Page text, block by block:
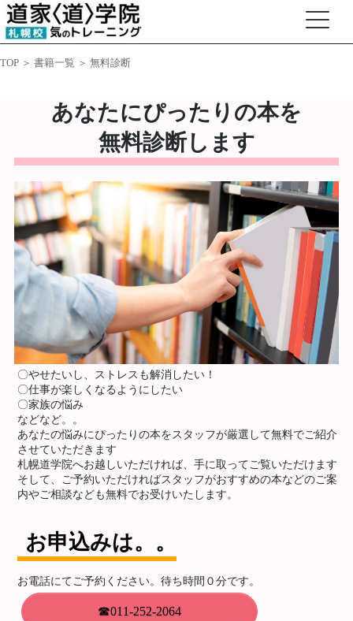
TOP ＞ 書籍一覧 ＞ 無料診断
あなたにぴったりの本を
無料診断します
〇やせたいし、ストレスも解消したい！
〇仕事が楽しくなるようにしたい
〇家族の悩み
などなど。。
あなたの悩みにぴったりの本をスタッフが厳選して無料でご紹介
させていただきます
札幌道学院へお越しいただければ、手に取ってご覧いただけます
そして、ご予約いただければスタッフがおすすめの本などのご案
内やご相談なども無料でお受けいたします。
お申込みは。。
お電話にてご予約ください。待ち時間０分です。
☎011-252-2064